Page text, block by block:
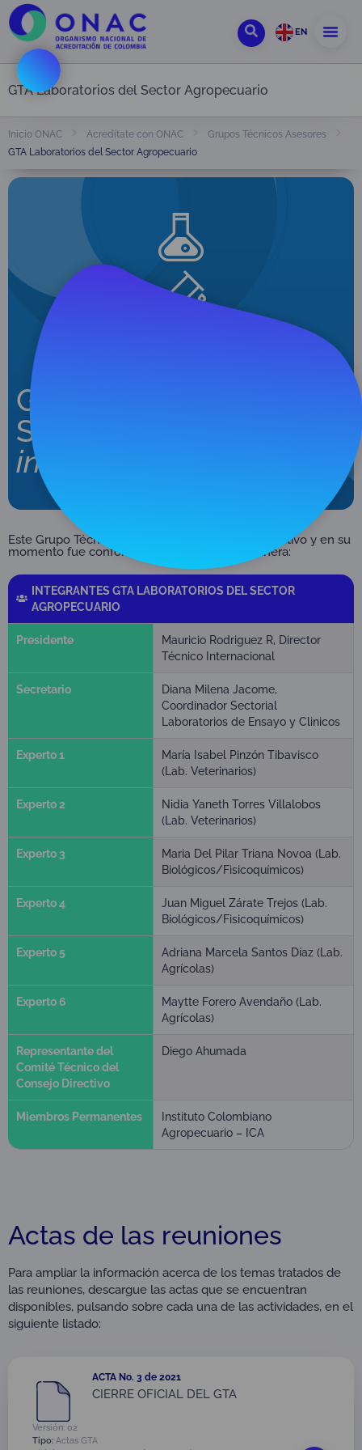
EN
GTA Laboratorios del Sector Agropecuario
Inicio ONAC Acredítate con ONAC
Grupos Técnicos Asesores
GTA Laboratorios del Sector Agropecuario
GTA Laboratorios del
Sector Agropecuario
inactivo
Este Grupo Técnico Asesor GTA se encuentra inactivo y en su
momento fue conformado de la siguiente manera:
INTEGRANTES GTA LABORATORIOS DEL SECTOR
AGROPECUARIO
Presidente
Mauricio Rodriguez R, Director
Técnico Internacional
Secretario
Diana Milena Jacome,
Coordinador Sectorial
Laboratorios de Ensayo y Clinicos
Experto 1
María Isabel Pinzón Tibavisco
(Lab. Veterinarios)
Experto 2
Nidia Yaneth Torres Villalobos
(Lab. Veterinarios)
Experto 3
Maria Del Pilar Triana Novoa (Lab.
Biológicos/Fisicoquímicos)
Experto 4
Juan Miguel Zárate Trejos (Lab.
Biológicos/Fisicoquímicos)
Experto 5
Adriana Marcela Santos Díaz (Lab.
Agrícolas)
Experto 6
Maytte Forero Avendaño (Lab.
Agrícolas)
Representante del
Comité Técnico del
Consejo Directivo
Diego Ahumada
Miembros Permanentes
Instituto Colombiano
Agropecuario – ICA
Actas de las reuniones
Para ampliar la información acerca de los temas tratados de
las reuniones, descargue las actas que se encuentran
disponibles, pulsando sobre cada una de las actividades, en el
siguiente listado:
ACTA No. 3 de 2021
CIERRE OFICIAL DEL GTA
Versión: 02
Tipo: Actas GTA